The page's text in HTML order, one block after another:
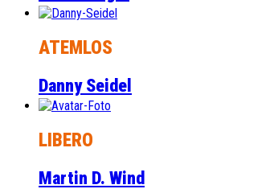
ATEMLOS
Danny Seidel
LIBERO
Martin D. Wind